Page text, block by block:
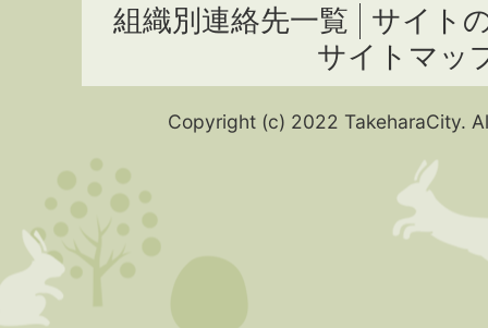
組織別連絡先一覧
サイト
サイトマッ
Copyright (c) 2022 TakeharaCity.